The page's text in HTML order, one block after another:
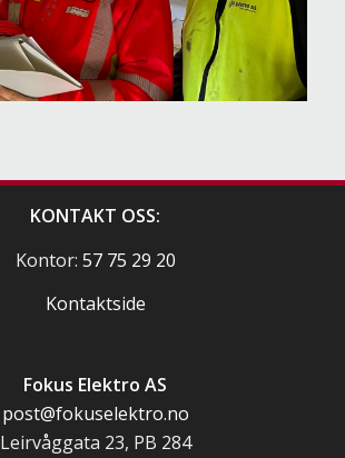
KONTAKT OSS:
Kontor: 57 75 29 20
Kontaktside
Fokus Elektro AS
post@fokuselektro.no
Leirvåggata 23, PB 284